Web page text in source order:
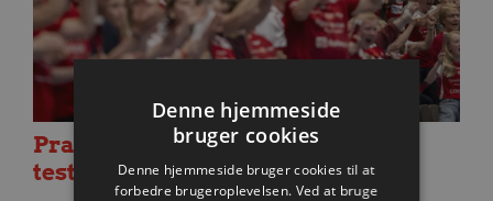
Praktisk information til dagens
testkamp mod Füchse Berlin
Denne hjemmeside
bruger cookies
Denne hjemmeside bruger cookies til at
forbedre brugeroplevelsen. Ved at bruge